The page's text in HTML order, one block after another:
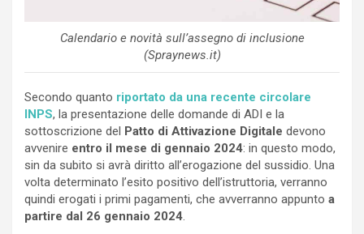
Calendario e novità sull’assegno di inclusione
(Spraynews.it)
Secondo quanto riportato da una recente circolare
INPS, la presentazione delle domande di ADI e la
sottoscrizione del Patto di Attivazione Digitale devono
avvenire entro il mese di gennaio 2024: in questo modo,
sin da subito si avrà diritto all’erogazione del sussidio. Una
volta determinato l’esito positivo dell’istruttoria, verranno
quindi erogati i primi pagamenti, che avverranno appunto a
partire dal 26 gennaio 2024.